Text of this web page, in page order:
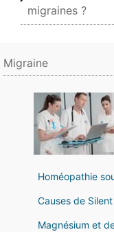
migraines ?
Migraine
Homéopathie
Causes de
Magnésium et